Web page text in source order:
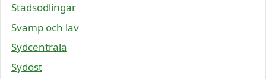
Stadsodlingar
Svamp och lav
Sydcentrala
Sydöst